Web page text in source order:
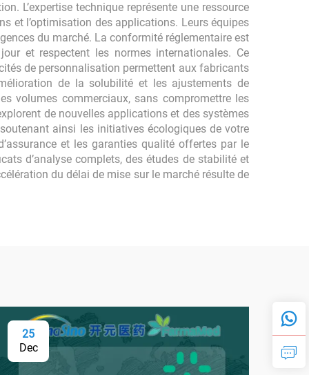
L’expertise technique représente une ressource
et l’optimisation des applications. Leurs équipes
du marché. La conformité réglementaire est
et respectent les normes internationales. Ce
de personnalisation permettent aux fabricants
de la solubilité et les ajustements de
volumes commerciaux, sans compromettre les
de nouvelles applications et des systèmes
ainsi les initiatives écologiques de votre
et les garanties qualité offertes par le
d’analyse complets, des études de stabilité et
du délai de mise sur le marché résulte de
25
Dec